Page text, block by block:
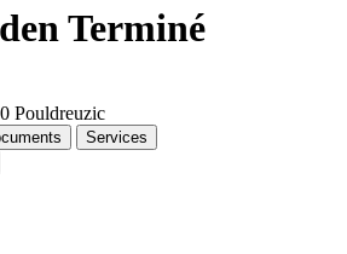
Terminé
Pouldreuzic
Services